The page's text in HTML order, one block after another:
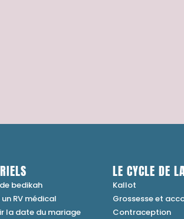
bedikah
RV médical
la date du mariage
LE CYCLE DE
Kallot
Grossesse et
Contraception